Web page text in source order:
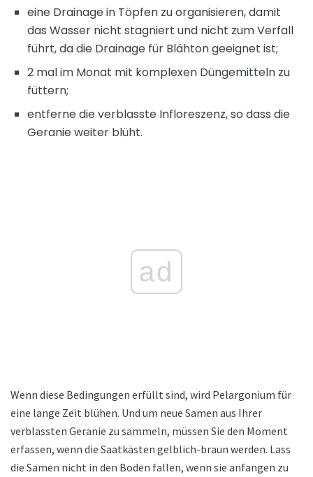
eine Drainage in Töpfen zu organisieren, damit
das Wasser nicht stagniert und nicht zum Verfall
führt, da die Drainage für Blähton geeignet ist;
2 mal im Monat mit komplexen Düngemitteln zu
füttern;
entferne die verblasste Infloreszenz, so dass die
Geranie weiter blüht.
ad
Wenn diese Bedingungen erfüllt sind, wird Pelargonium für
eine lange Zeit blühen. Und um neue Samen aus Ihrer
verblassten Geranie zu sammeln, müssen Sie den Moment
erfassen, wenn die Saatkästen gelblich-braun werden. Lass
die Samen nicht in den Boden fallen, wenn sie anfangen zu